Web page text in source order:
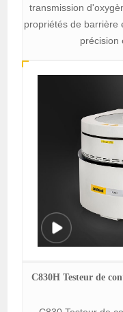
transmission
propriétés de barrière
précision
C830H Testeur de